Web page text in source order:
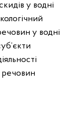
у водні
у водні